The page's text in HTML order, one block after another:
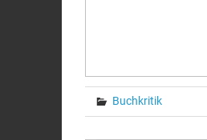
Buchkritik